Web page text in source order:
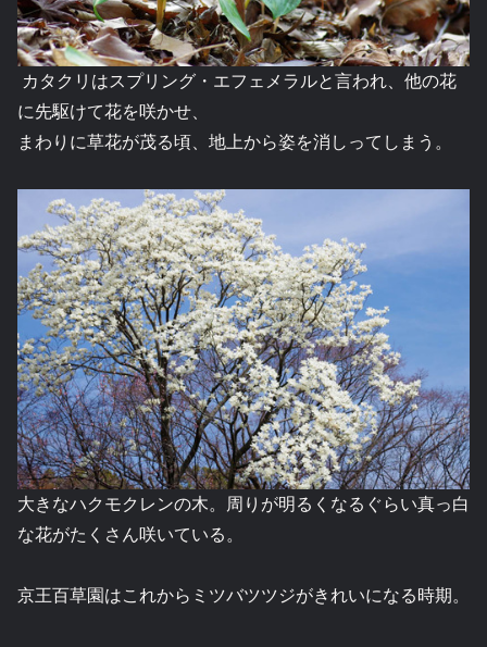
カタクリはスプリング・エフェメラルと言われ、他の花
に先駆けて花を咲かせ、
まわりに草花が茂る頃、地上から姿を消しってしまう。
大きなハクモクレンの木。周りが明るくなるぐらい真っ白
な花がたくさん咲いている。
京王百草園はこれからミツバツツジがきれいになる時期。